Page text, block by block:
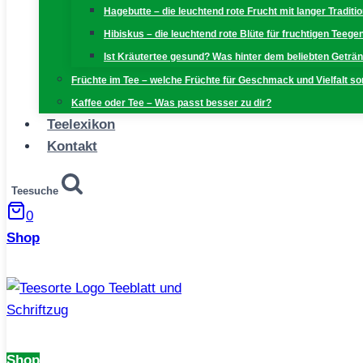
Hagebutte – die leuchtend rote Frucht mit langer
Hibiskus – die leuchtend rote Blüte für fruchtigen
Ist Kräutertee gesund? Was hinter dem beliebten
Früchte im Tee – welche Früchte für Geschmack und Vielfalt
Kaffee oder Tee – Was passt besser zu dir?
Teelexikon
Kontakt
Teesuche
0
Shop